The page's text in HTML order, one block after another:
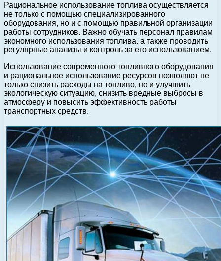
Рациональное использование топлива осуществляется
не только с помощью специализированного
оборудования, но и с помощью правильной организации
работы сотрудников. Важно обучать персонал правилам
экономного использования топлива, а также проводить
регулярные анализы и контроль за его использованием.
Использование современного топливного оборудования
и рациональное использование ресурсов позволяют не
только снизить расходы на топливо, но и улучшить
экологическую ситуацию, снизить вредные выбросы в
атмосферу и повысить эффективность работы
транспортных средств.